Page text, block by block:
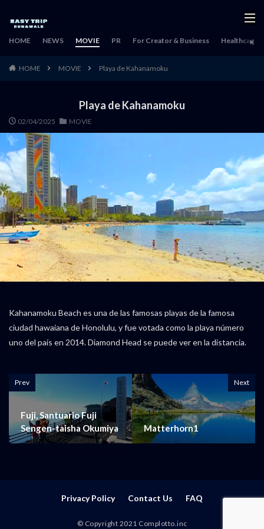
HOME NEWS MOVIE PR For Creator & Business Healthcare
HOME MOVIE Playa de Kahanamoku
Playa de Kahanamoku
02/04/2025 MOVIE
Kahanamoku Beach es una de las famosas playas de la famosa
ciudad hawaiana de Honolulu, y fue votada como la playa número
uno del país en 2014. Diamond Head se puede ver en la distancia.
Prev
Fuji, Santuario Fuji
Sengen-taisha Okumiya
Next
Matterhorn1
Privacy Policy Contact Us FAQ
© Copyright 2021 Complotto.inc